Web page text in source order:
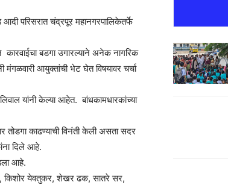
परिसरात चंद्रपूर महानगरपालिकेतर्फे
कारवाईचा बडगा उगारल्याने अनेक नागरिक
आयुक्तांची भेट घेत विषयावर चर्चा
यांनी केल्या आहेत. बांधकामधारकांच्या
तोडगा काढण्याची विनंती केली असता सदर
दिले आहे.
आहे.
किशोर येवतुकर, शेखर ढक, सातरे सर,